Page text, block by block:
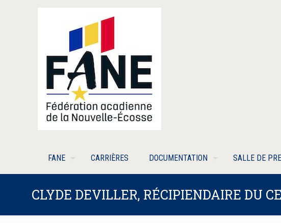
FANE CARRIÈRES DOCUMENTATION SALLE DE
CLYDE DEVILLER, RÉCIPIENDAIRE DU